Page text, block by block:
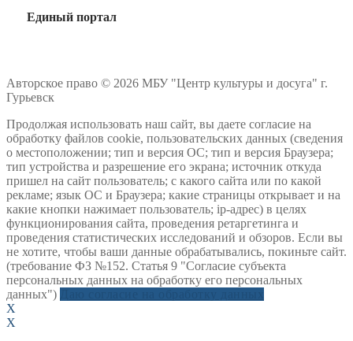
Единый портал
Авторское право © 2026 МБУ "Центр культуры и досуга" г.
Гурьевск
Продолжая использовать наш сайт, вы даете согласие на
обработку файлов cookie, пользовательских данных (сведения
о местоположении; тип и версия ОС; тип и версия Браузера;
тип устройства и разрешение его экрана; источник откуда
пришел на сайт пользователь; с какого сайта или по какой
рекламе; язык ОС и Браузера; какие страницы открывает и на
какие кнопки нажимает пользователь; ip-адрес) в целях
функционирования сайта, проведения ретаргетинга и
проведения статистических исследований и обзоров. Если вы
не хотите, чтобы ваши данные обрабатывались, покиньте сайт.
(требование ФЗ №152. Статья 9 "Согласие субъекта
персональных данных на обработку его персональных
данных")
X
X